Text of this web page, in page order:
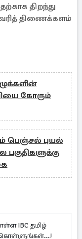
திறந்து
திணைக்களம்
கோரும்
பெஞ்சல் புயல்
பகுதிகளுக்கு
IBC தமிழ்